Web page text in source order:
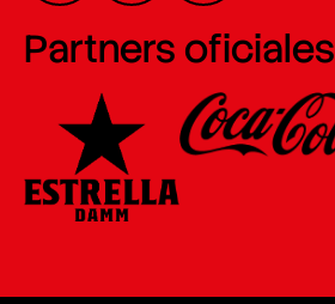
Partners oficiales